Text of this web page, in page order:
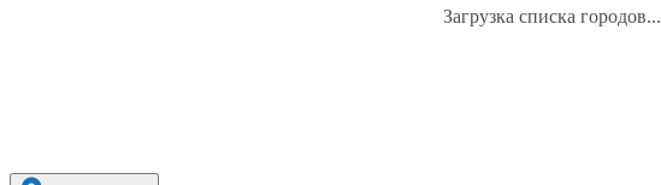
Загрузка списка городов...